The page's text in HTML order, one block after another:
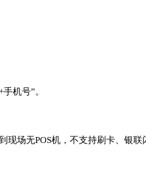
机号”。
现场无POS机，不支持刷卡、银联